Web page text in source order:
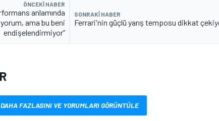
ÖNCEKI HABER
anlamında
ama bu beni
endişelendirmiyor”
SONRAKI HABER
Ferrari'nin güçlü yarış temposu dikkat
DAHA FAZLASINI VE YORUMLARI GÖRÜNTÜLE